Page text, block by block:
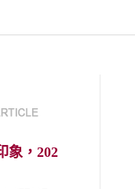
象，202